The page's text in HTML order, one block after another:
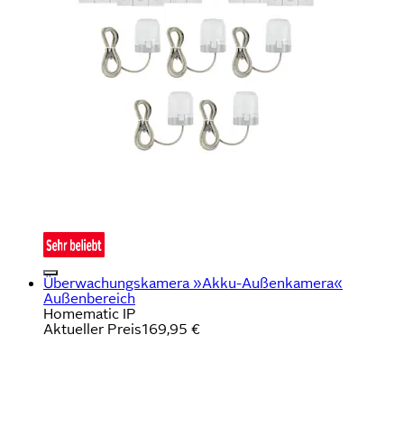
Überwachungskamera »Akku-Außenkamera«
Außenbereich
Homematic IP
Aktueller Preis169,95 €